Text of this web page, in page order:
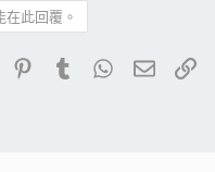
此回覆。
Reddit PinterestTumblrWhatsApp
電子